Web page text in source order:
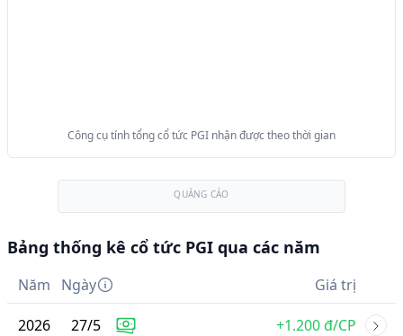
Công cụ tính tổng cổ tức PGI nhận được theo thời gian
QUẢNG CÁO
Bảng thống kê cổ tức PGI qua các năm
Năm Ngày Giá trị
2026 27/5 +1.200 đ/CP